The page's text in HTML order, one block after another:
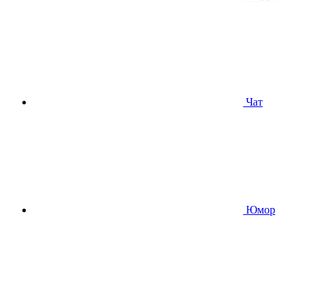
Чат
Юмор